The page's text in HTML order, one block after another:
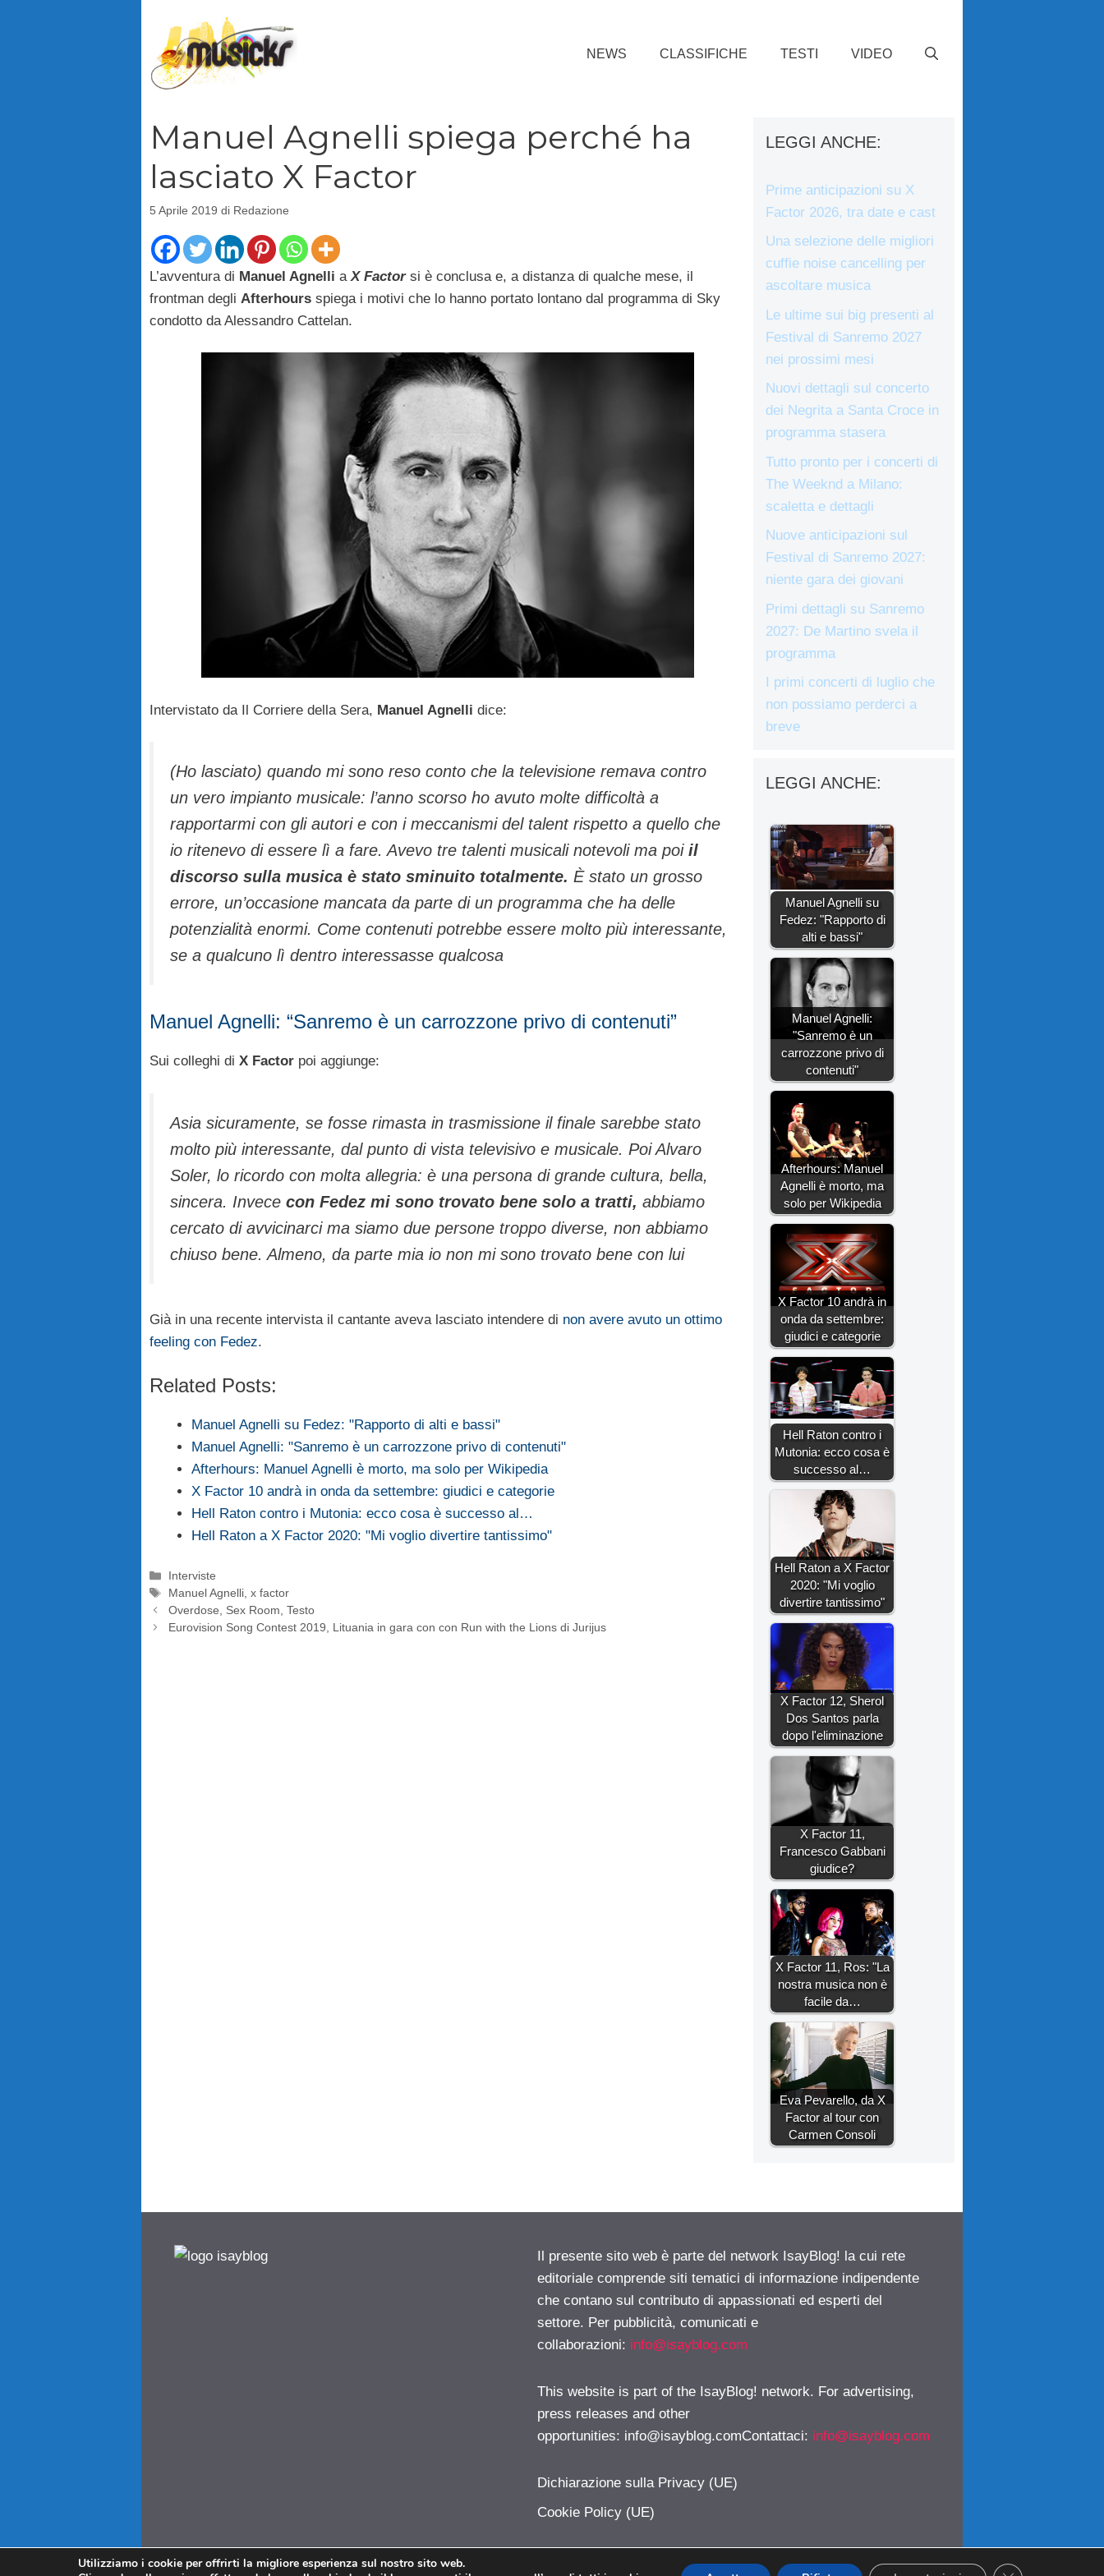
NEWS CLASSIFICHE TESTI VIDEO
Manuel Agnelli spiega perché ha
lasciato X Factor
5 Aprile 2019 di Redazione
L’avventura di Manuel Agnelli aX Factorsi è conclusa e, a distanza di qualche mese, il
frontman degli Afterhours spiega i motivi che lo hanno portato lontano dal programma di Sky
condotto da Alessandro Cattelan.
Intervistato da Il Corriere della Sera, Manuel Agnelli dice:
(Ho lasciato) quando mi sono reso conto che la televisione remava contro
un vero impianto musicale: l’anno scorso ho avuto molte difficoltà a
rapportarmi con gli autori e con i meccanismi del talent rispetto a quello che
io ritenevo di essere lì a fare. Avevo tre talenti musicali notevoli ma poi il
discorso sulla musica è stato sminuito totalmente. È stato un grosso
errore, un’occasione mancata da parte di un programma che ha delle
potenzialità enormi. Come contenuti potrebbe essere molto più interessante,
se a qualcuno lì dentro interessasse qualcosa
Manuel Agnelli: “Sanremo è un carrozzone privo di contenuti”
Sui colleghi di X Factor poi aggiunge:
Asia sicuramente, se fosse rimasta in trasmissione il finale sarebbe stato
molto più interessante, dal punto di vista televisivo e musicale. Poi Alvaro
Soler, lo ricordo con molta allegria: è una persona di grande cultura, bella,
sincera. Invece con Fedez mi sono trovato bene solo a tratti, abbiamo
cercato di avvicinarci ma siamo due persone troppo diverse, non abbiamo
chiuso bene. Almeno, da parte mia io non mi sono trovato bene con lui
Già in una recente intervista il cantante aveva lasciato intendere di non avere avuto un ottimo
feeling con Fedez.
Related Posts:
Manuel Agnelli su Fedez: "Rapporto di alti e bassi"
Manuel Agnelli: "Sanremo è un carrozzone privo di contenuti"
Afterhours: Manuel Agnelli è morto, ma solo per Wikipedia
X Factor 10 andrà in onda da settembre: giudici e categorie
Hell Raton contro i Mutonia: ecco cosa è successo al…
Hell Raton a X Factor 2020: "Mi voglio divertire tantissimo"
Categorie
Interviste
Tag
Manuel Agnelli ,x factor
Overdose, Sex Room, Testo
Eurovision Song Contest 2019, Lituania in gara con con Run with the Lions di Jurijus
LEGGI ANCHE:
Prime anticipazioni su X
Factor 2026, tra date e cast
Una selezione delle migliori
cuffie noise cancelling per
ascoltare musica
Le ultime sui big presenti al
Festival di Sanremo 2027
nei prossimi mesi
Nuovi dettagli sul concerto
dei Negrita a Santa Croce in
programma stasera
Tutto pronto per i concerti di
The Weeknd a Milano:
scaletta e dettagli
Nuove anticipazioni sul
Festival di Sanremo 2027:
niente gara dei giovani
Primi dettagli su Sanremo
2027: De Martino svela il
programma
I primi concerti di luglio che
non possiamo perderci a
breve
LEGGI ANCHE:
Manuel Agnelli su
Fedez: "Rapporto di
alti e bassi"
Manuel Agnelli:
"Sanremo è un
carrozzone privo di
contenuti"
Afterhours: Manuel
Agnelli è morto, ma
solo per Wikipedia
X Factor 10 andrà in
onda da settembre:
giudici e categorie
Hell Raton contro i
Mutonia: ecco cosa è
successo al…
Hell Raton a X Factor
2020: "Mi voglio
divertire tantissimo"
X Factor 12, Sherol
Dos Santos parla
dopo l'eliminazione
X Factor 11,
Francesco Gabbani
giudice?
X Factor 11, Ros: "La
nostra musica non è
facile da…
Eva Pevarello, da X
Factor al tour con
Carmen Consoli
Il presente sito web è parte del network IsayBlog! la cui rete
editoriale comprende siti tematici di informazione indipendente
che contano sul contributo di appassionati ed esperti del
settore. Per pubblicità, comunicati e
collaborazioni: info@isayblog.com
This website is part of the IsayBlog! network. For advertising,
press releases and other
opportunities: info@isayblog.comContattaci: info@isayblog.com
Dichiarazione sulla Privacy (UE)
Cookie Policy (UE)
Utilizziamo i cookie per offrirti la migliore esperienza sul nostro sito web.